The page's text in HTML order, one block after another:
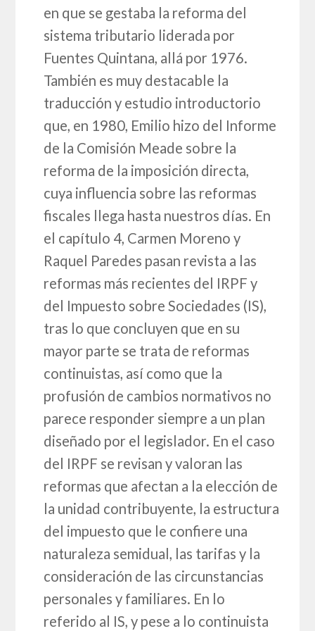
en que se gestaba la reforma del
sistema tributario liderada por
Fuentes Quintana, allá por 1976.
También es muy destacable la
traducción y estudio introductorio
que, en 1980, Emilio hizo del Informe
de la Comisión Meade sobre la
reforma de la imposición directa,
cuya influencia sobre las reformas
fiscales llega hasta nuestros días. En
el capítulo 4, Carmen Moreno y
Raquel Paredes pasan revista a las
reformas más recientes del IRPF y
del Impuesto sobre Sociedades (IS),
tras lo que concluyen que en su
mayor parte se trata de reformas
continuistas, así como que la
profusión de cambios normativos no
parece responder siempre a un plan
diseñado por el legislador. En el caso
del IRPF se revisan y valoran las
reformas que afectan a la elección de
la unidad contribuyente, la estructura
del impuesto que le confiere una
naturaleza semidual, las tarifas y la
consideración de las circunstancias
personales y familiares. En lo
referido al IS, y pese a lo continuista